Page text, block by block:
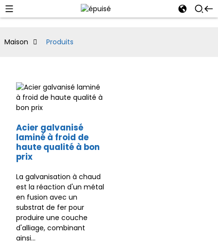
Maison Produits
Acier galvanisé
laminé à froid de
haute qualité à bon
prix
La galvanisation à chaud
est la réaction d'un métal
en fusion avec un
substrat de fer pour
produire une couche
d'alliage, combinant
ainsi...